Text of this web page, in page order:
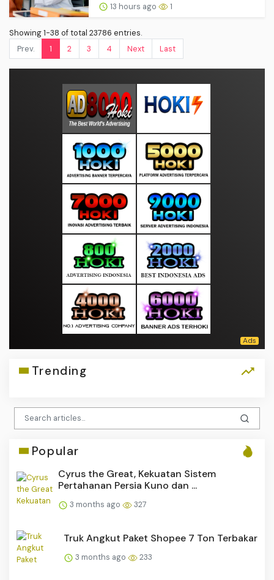
13 hours ago 1
Showing 1-38 of total 23786 entries.
Prev.
1 2 3 4 Next Last
Trending
Popular
Cyrus the Great, Kekuatan Sistem
Pertahanan Persia Kuno dan ...
3 months ago 327
Truk Angkut Paket Shopee 7 Ton Terbakar
3 months ago 233